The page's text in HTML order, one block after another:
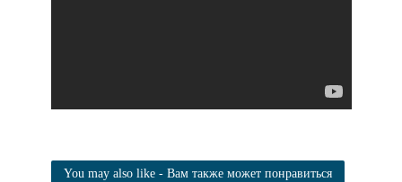
You may also like - Вам также может понравиться